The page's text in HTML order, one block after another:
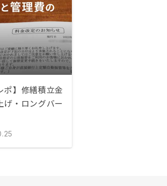
ポ】修繕積立金
げ・ロングバー